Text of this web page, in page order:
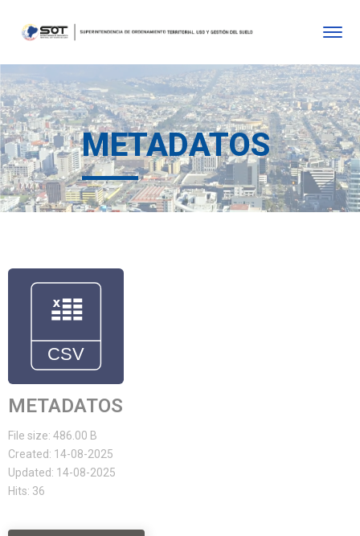
METADATOS
METADATOS
File size: 486.00 B
Created: 14-08-2025
Updated: 14-08-2025
Hits: 36